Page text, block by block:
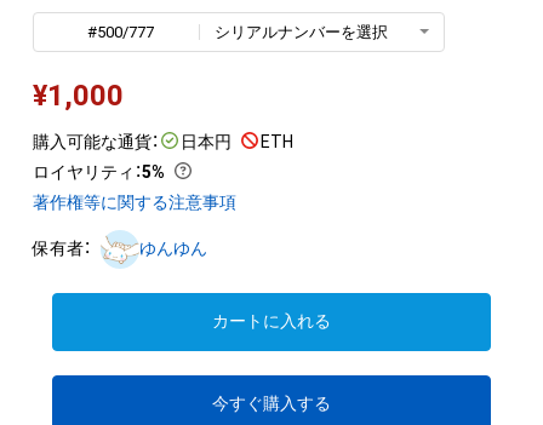
#500/777 シリアルナンバーを選択
¥1,000
購入可能な通貨： 日本円
ETH
ロイヤリティ ：5%
著作権等に関する注意事項
保有者： ゆんゆん
カートに入れる
今すぐ購入する